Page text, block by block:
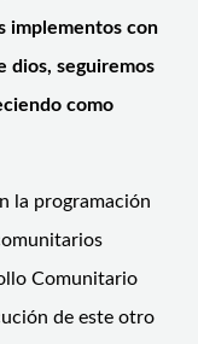
implementos con
dios, seguiremos
como
la programación
Comunitario
de este otro